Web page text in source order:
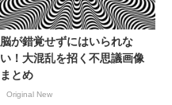
脳が錯覚せずにはいられな
い！大混乱を招く不思議画像
まとめ
Original New